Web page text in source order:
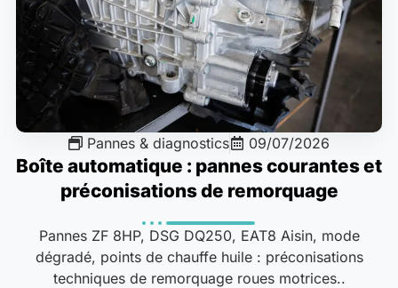
Pannes & diagnostics 09/07/2026
Boîte automatique : pannes courantes et
préconisations de remorquage
Pannes ZF 8HP, DSG DQ250, EAT8 Aisin, mode
dégradé, points de chauffe huile : préconisations
techniques de remorquage roues motrices..